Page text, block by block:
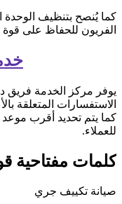
كما يُنصح بتنظيف الوحدة
الفريون للحفاظ على قوة
يوفر مركز الخدمة
الاستفسارات المتعلقة
كما يتم تحديد أقرب موعد
للعملاء.
كلمات مفتاحية
صيانة تكييف جري